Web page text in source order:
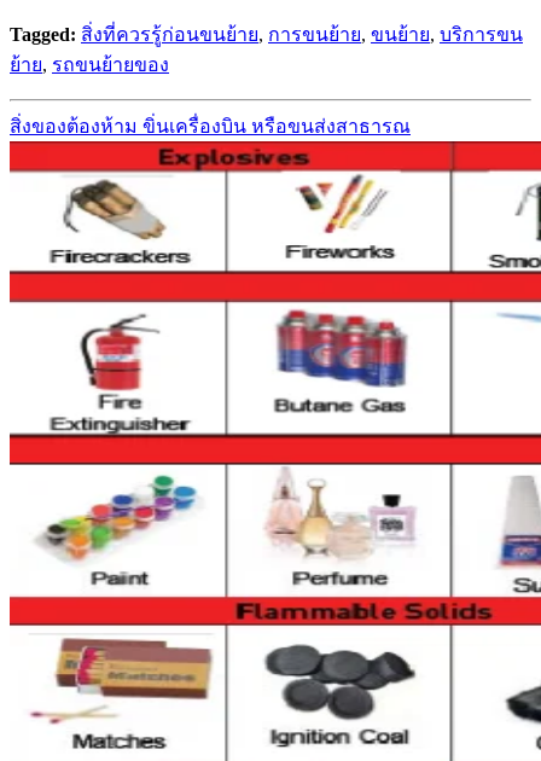
Tagged: สิ่งที่ควรรู้ก่อนขนย้าย, การขนย้าย, ขนย้าย, บริการขน
ย้าย, รถขนย้ายของ
สิ่งของต้องห้าม ขิ่นเครื่องบิน หรือขนส่งสาธารณ